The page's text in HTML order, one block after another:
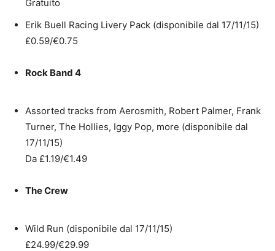
Gratuito
Erik Buell Racing Livery Pack (disponibile dal 17/11/15)
£0.59/€0.75
Rock Band 4
Assorted tracks from Aerosmith, Robert Palmer, Frank
Turner, The Hollies, Iggy Pop, more (disponibile dal
17/11/15)
Da £1.19/€1.49
The Crew
Wild Run (disponibile dal 17/11/15)
£24.99/€29.99